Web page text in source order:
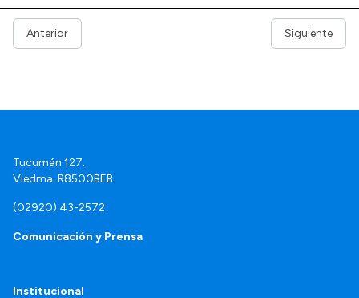
Anterior Siguiente
Tucumán 127.
Viedma. R8500BEB.
(02920) 43-2572
Comunicación y Prensa
Institucional